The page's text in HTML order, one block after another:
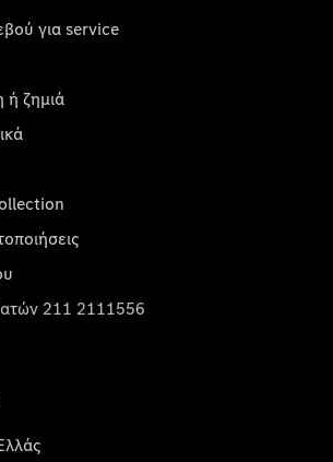
για service
ή ζημιά
211 2111556